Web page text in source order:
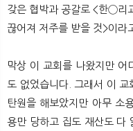
갖은 협박과 공갈로 <한◯리
끊어져 저주를 받을 것>이라
막상 이 교회를 나왔지만 어
도 없었습니다. 그래서 이 교
탄원을 해보았지만 아무 소
용만 당하고 집도 재산도 다